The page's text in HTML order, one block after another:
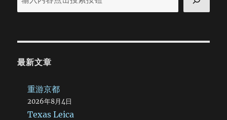
最新文章
重游京都
2026年8月4日
Texas Leica